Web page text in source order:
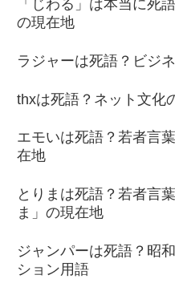
「じわる」は本当に死
の現在地
ラジャーは死語？ビジ
thxは死語？ネット文化
エモいは死語？若者言
在地
とりまは死語？若者言
ま」の現在地
ジャンパーは死語？昭
ション用語